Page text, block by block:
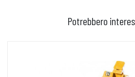
Potrebbero
AGGIUNGI AL CARRELLO